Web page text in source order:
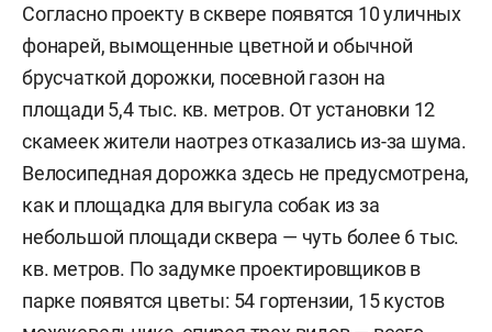
Согласно проекту в сквере появятся 10 уличных
фонарей, вымощенные цветной и обычной
брусчаткой дорожки, посевной газон на
площади 5,4 тыс. кв. метров. От установки 12
скамеек жители наотрез отказались из-за шума.
Велосипедная дорожка здесь не предусмотрена,
как и площадка для выгула собак из за
небольшой площади сквера — чуть более 6 тыс.
кв. метров. По задумке проектировщиков в
парке появятся цветы: 54 гортензии, 15 кустов